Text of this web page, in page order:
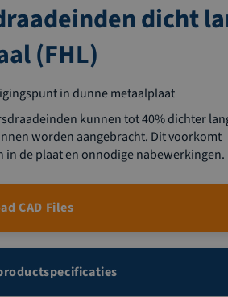
dicht
(FHL)
in dunne metaalplaat
kunnen tot 40% dichter
worden aangebracht. Dit voorkomt
in de plaat en onnodige nabewerkingen.
CAD Files